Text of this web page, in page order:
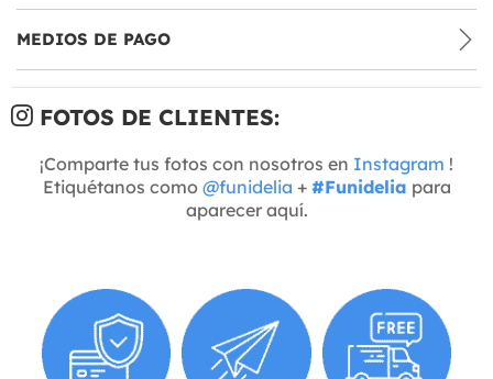
MEDIOS DE PAGO
FOTOS DE CLIENTES:
¡Comparte tus fotos con nosotros en Instagram !
Etiquétanos como @funidelia + #Funidelia para
aparecer aquí.